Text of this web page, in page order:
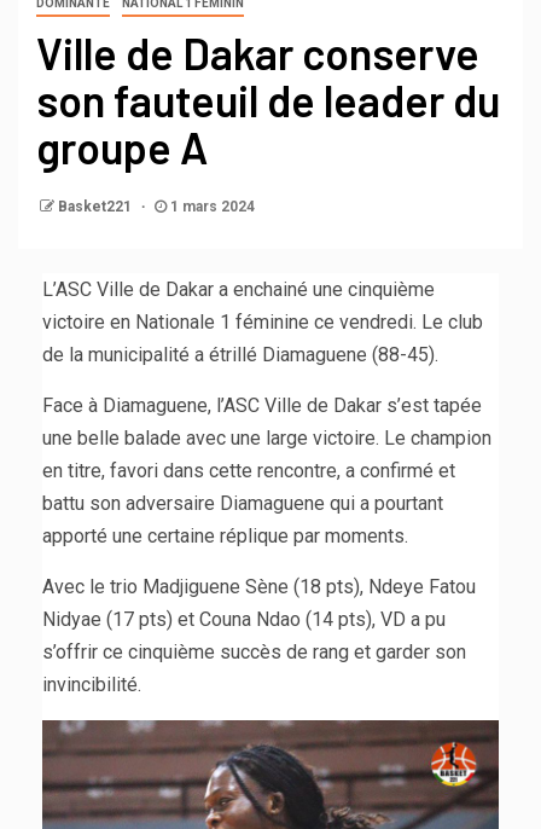
DOMINANTE NATIONAL 1 FÉMININ
Ville de Dakar conserve
son fauteuil de leader du
groupe A
Basket221 1 mars 2024
L’ASC Ville de Dakar a enchainé une cinquième
victoire en Nationale 1 féminine ce vendredi. Le club
de la municipalité a étrillé Diamaguene (88-45).
Face à Diamaguene, l’ASC Ville de Dakar s’est tapée
une belle balade avec une large victoire. Le champion
en titre, favori dans cette rencontre, a confirmé et
battu son adversaire Diamaguene qui a pourtant
apporté une certaine réplique par moments.
Avec le trio Madjiguene Sène (18 pts), Ndeye Fatou
Nidyae (17 pts) et Couna Ndao (14 pts), VD a pu
s’offrir ce cinquième succès de rang et garder son
invincibilité.